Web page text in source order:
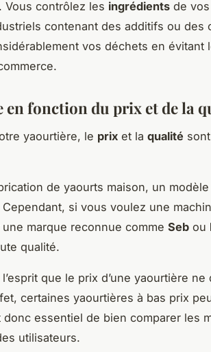
contrôlez les ingrédients de
contenant des additifs ou des
vos déchets en évitant
en fonction du prix et de la
yaourtière, le prix et la qualité
de yaourts maison, un modèle
si vous voulez une
marque reconnue comme Seb ou
qualité.
que le prix d’une yaourtière ne
certaines yaourtières à bas prix
donc essentiel de bien comparer les
utilisateurs.